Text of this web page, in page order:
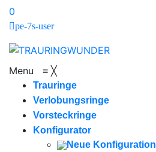
0
pe-7s-user
Menu ≡ ╳
Trauringe
Verlobungsringe
Vorsteckringe
Konfigurator
Neue Konfiguration